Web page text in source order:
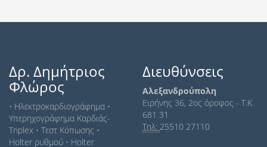
Δρ. Δημήτριος
Φλώρος
• Ηλεκτροκαρδιογράφημα •
Yπερηχογράφημα Kαρδιάς-
Τriplex • Τεστ Κόπωσης •
Holter ρυθμού • Holter
Διευθύνσεις
Αλεξανδρούπολη
Ειρήνης 36, 2ος όροφος - Τ.Κ.
681 31
Tηλ: 25510 27110